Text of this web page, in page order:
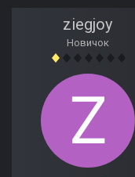
ziegjoy
Новичок